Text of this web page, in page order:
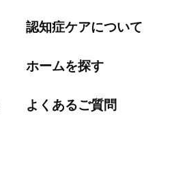
認知症ケアについて
ホームを探す
よくあるご質問